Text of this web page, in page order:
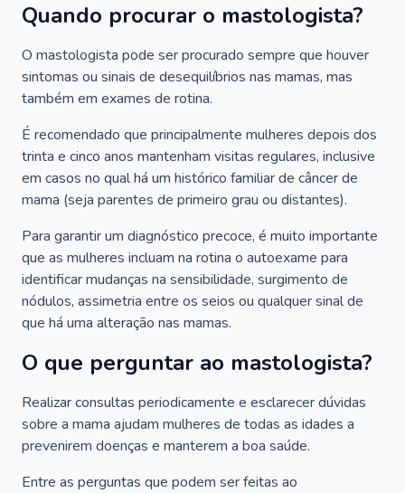
Quando procurar o mastologista?
O mastologista pode ser procurado sempre que houver
sintomas ou sinais de desequilíbrios nas mamas, mas
também em exames de rotina.
É recomendado que principalmente mulheres depois dos
trinta e cinco anos mantenham visitas regulares, inclusive
em casos no qual há um histórico familiar de câncer de
mama (seja parentes de primeiro grau ou distantes).
Para garantir um diagnóstico precoce, é muito importante
que as mulheres incluam na rotina o autoexame para
identificar mudanças na sensibilidade, surgimento de
nódulos, assimetria entre os seios ou qualquer sinal de
que há uma alteração nas mamas.
O que perguntar ao mastologista?
Realizar consultas periodicamente e esclarecer dúvidas
sobre a mama ajudam mulheres de todas as idades a
prevenirem doenças e manterem a boa saúde.
Entre as perguntas que podem ser feitas ao